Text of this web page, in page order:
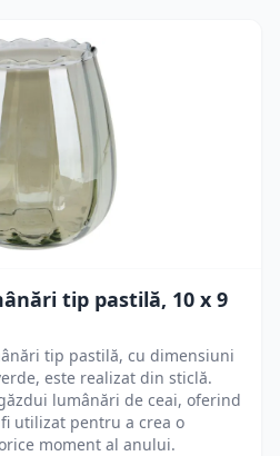
tip pastilă, 10 x 9
tip pastilă, cu dimensiuni
este realizat din sticlă.
lumânări de ceai, oferind
utilizat pentru a crea o
moment al anului.